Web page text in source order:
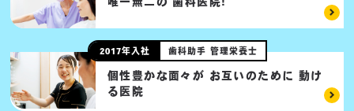
2017年入社 歯科助手 管理栄養士
個性豊かな面々が お互いのために 動け
る医院